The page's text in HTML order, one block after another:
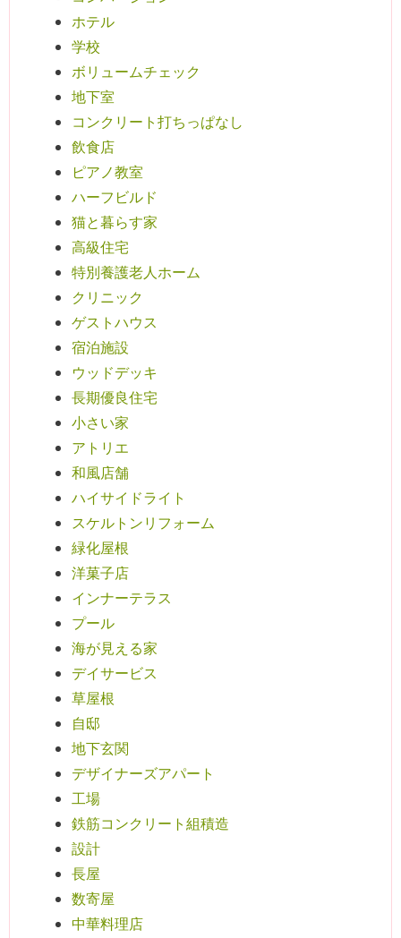
ホテル
学校
ボリュームチェック
地下室
コンクリート打ちっぱなし
飲食店
ピアノ教室
ハーフビルド
猫と暮らす家
高級住宅
特別養護老人ホーム
クリニック
ゲストハウス
宿泊施設
ウッドデッキ
長期優良住宅
小さい家
アトリエ
和風店舗
ハイサイドライト
スケルトンリフォーム
緑化屋根
洋菓子店
インナーテラス
プール
海が見える家
デイサービス
草屋根
自邸
地下玄関
デザイナーズアパート
工場
鉄筋コンクリート組積造
設計
長屋
数寄屋
中華料理店